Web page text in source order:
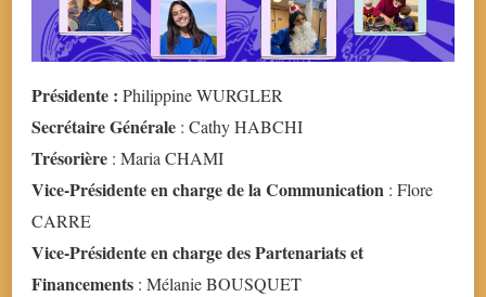
Présidente : Philippine WURGLER
Secrétaire Générale : Cathy HABCHI
Trésorière : Maria CHAMI
Vice-Présidente en charge de la Communication : Flore
CARRE
Vice-Présidente en charge des Partenariats et
Financements : Mélanie BOUSQUET